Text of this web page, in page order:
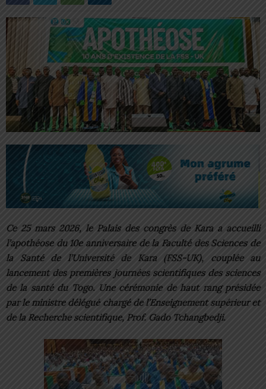
Ce 25 mars 2026, le Palais des congrès de Kara a accueilli
l’apothéose du 10e anniversaire de la Faculté des Sciences de
la Santé de l’Université de Kara (FSS-UK), couplée au
lancement des premières journées scientifiques des sciences
de la santé du Togo. Une cérémonie de haut rang présidée
par le ministre délégué chargé de l’Enseignement supérieur et
de la Recherche scientifique, Prof. Gado Tchangbedji.